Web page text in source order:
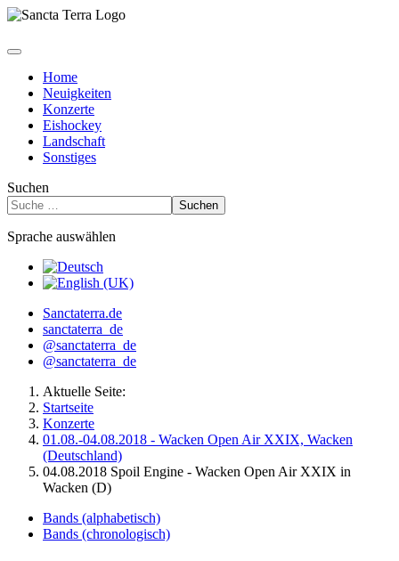
Home
Neuigkeiten
Konzerte
Eishockey
Landschaft
Sonstiges
Suchen
Suchen
Sprache auswählen
Sanctaterra.de
sanctaterra_de
@sanctaterra_de
@sanctaterra_de
Aktuelle Seite:
Startseite
Konzerte
01.08.-04.08.2018 - Wacken Open Air XXIX, Wacken
(Deutschland)
04.08.2018 Spoil Engine - Wacken Open Air XXIX in
Wacken (D)
Bands (alphabetisch)
Bands (chronologisch)